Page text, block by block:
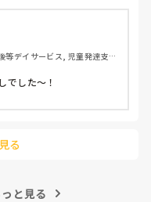
デイサービス, 児童発達支援
でした〜！
る
と見る